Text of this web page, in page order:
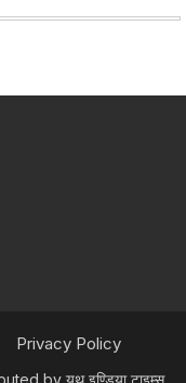
by यूथ इण्डिया टाइम्स
Privacy Policy